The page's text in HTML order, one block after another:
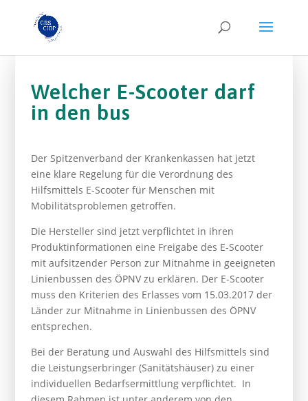
Welcher E-Scooter darf
in den bus
Der Spitzenverband der Krankenkassen hat jetzt
eine klare Regelung für die Verordnung des
Hilfsmittels E-Scooter für Menschen mit
Mobilitätsproblemen getroffen.
Die Hersteller sind jetzt verpflichtet in ihren
Produktinformationen eine Freigabe des E-Scooter
mit aufsitzender Person zur Mitnahme in geeigneten
Linienbussen des ÖPNV zu erklären. Der E-Scooter
muss den Kriterien des Erlasses vom 15.03.2017 der
Länder zur Mitnahme in Linienbussen des ÖPNV
entsprechen.
Bei der Beratung und Auswahl des Hilfsmittels sind
die Leistungserbringer (Sanitätshäuser) zu einer
individuellen Bedarfsermittlung verpflichtet. In